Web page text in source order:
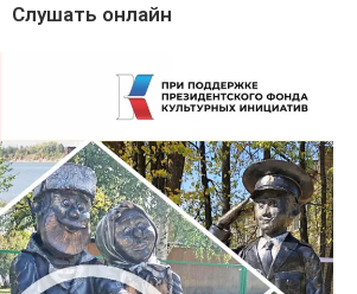
Слушать онлайн